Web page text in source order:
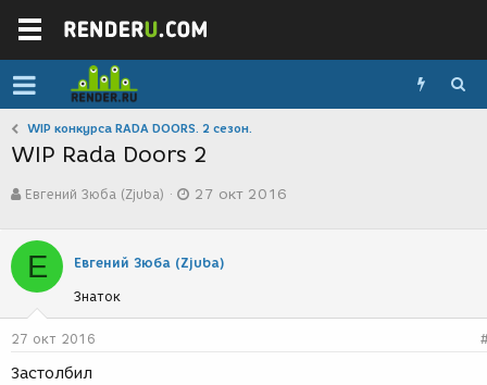
WIP конкурса RADA DOORS. 2 сезон.
WIP Rada Doors 2
в
о
р
т
е
м
ы
Евгений Зюба (Zjuba)
а
с
д
27 окт 2016
Е Евгений Зюба (Zjuba)
Знаток
27 окт 2016
Застолбил